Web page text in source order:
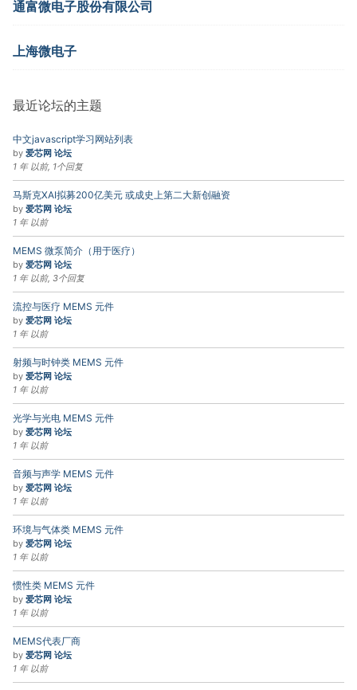
通富微电子股份有限公司
上海微电子
最近论坛的主题
中文javascript学习网站列表
by 爱芯网 论坛
1 年 以前, 1个回复
马斯克XAI拟募200亿美元 或成史上第二大新创融资
by 爱芯网 论坛
1 年 以前
MEMS 微泵简介（用于医疗）
by 爱芯网 论坛
1 年 以前, 3个回复
流控与医疗 MEMS 元件
by 爱芯网 论坛
1 年 以前
射频与时钟类 MEMS 元件
by 爱芯网 论坛
1 年 以前
光学与光电 MEMS 元件
by 爱芯网 论坛
1 年 以前
音频与声学 MEMS 元件
by 爱芯网 论坛
1 年 以前
环境与气体类 MEMS 元件
by 爱芯网 论坛
1 年 以前
惯性类 MEMS 元件
by 爱芯网 论坛
1 年 以前
MEMS代表厂商
by 爱芯网 论坛
1 年 以前